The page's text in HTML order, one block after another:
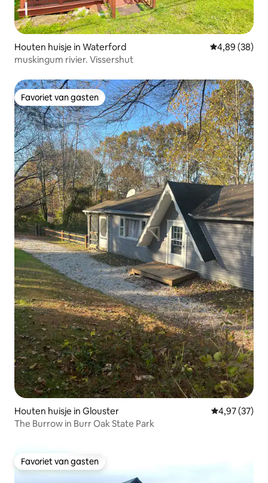
Houten huisje in Waterford Gemiddelde
4,89 (38)
muskingum rivier. Vissershut
Favoriet van gasten
Favoriet van gasten
Houten huisje in Glouster Gemiddelde
4,97 (37)
The Burrow in Burr Oak State Park
Favoriet van gasten
Favoriet van gasten